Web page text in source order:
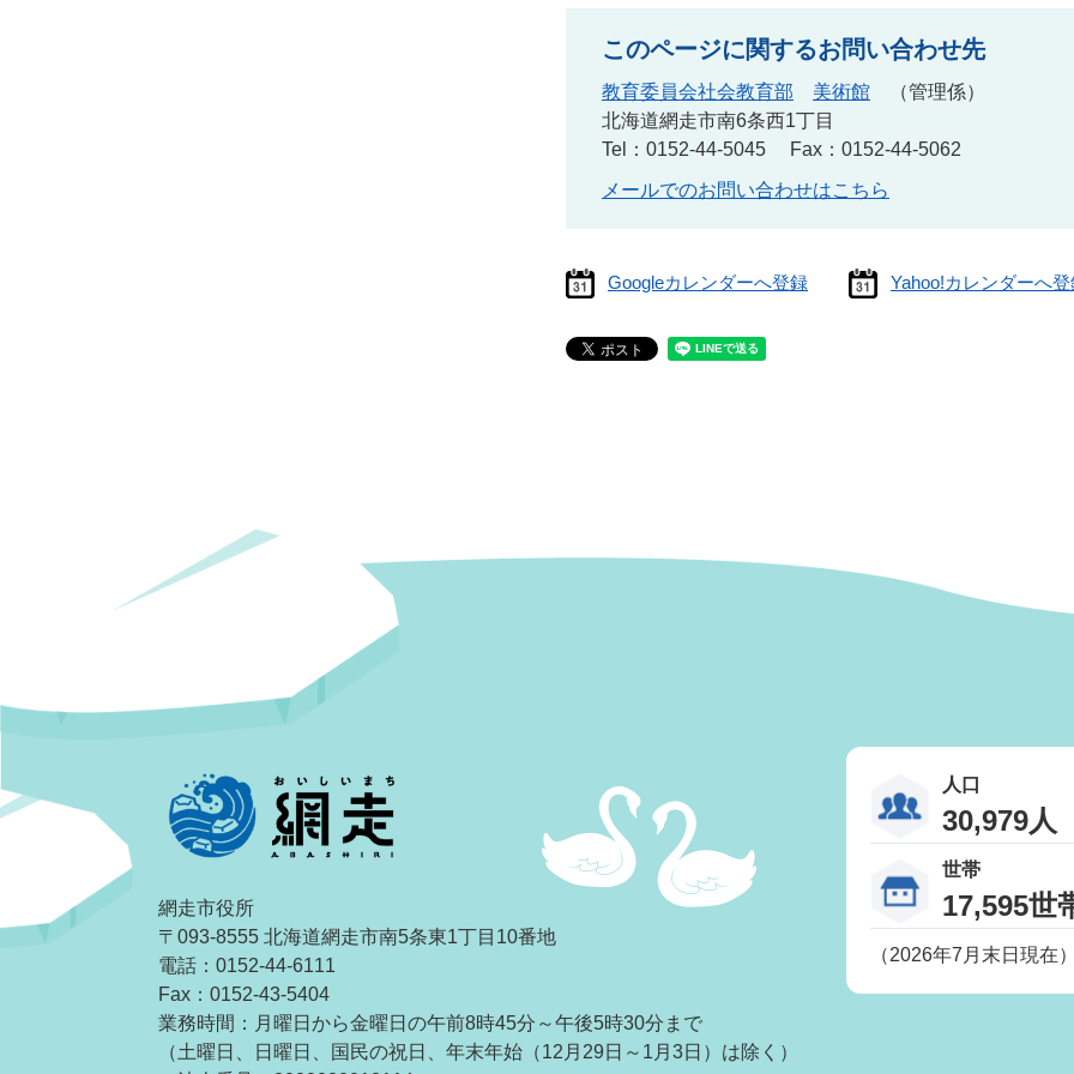
このページに関するお問い合わせ先
教育委員会社会教育部 美術館
管理係
北海道網走市南6条西1丁目
Tel：0152-44-5045
Fax：0152-44-5062
メールでのお問い合わせはこちら
Googleカレンダーへ登録 Yahoo!カレンダーへ登
網走市役所
〒093-8555 北海道網走市南5条東1丁目10番地
電話：0152-44-6111
Fax：0152-43-5404
業務時間：月曜日から金曜日の午前8時45分～午後5時30分まで
（土曜日、日曜日、国民の祝日、年末年始（12月29日～1月3日）は除く）
人口
30,979人
世帯
17,595世
（2026年7月末日現在